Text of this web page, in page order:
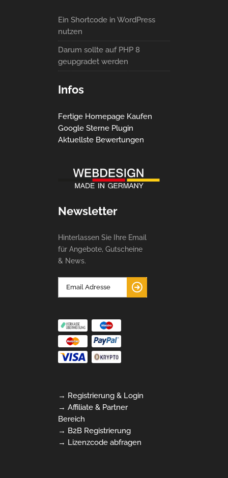
Ein Shortcode in WordPress
nutzen
Darum sollte auf PHP 8
geupgradet werden
Infos
Fertige Homepage Kaufen
Google Sterne Plugin
Aktuellste Bewertungen
Newsletter
Hinterlassen Sie Ihre Email
für Angebote, Gutscheine
& News.
→ Registrierung & Login
→ Affiliate & Partner
Bereich
→ B2B Registrierung
→ Lizenzcode abfragen